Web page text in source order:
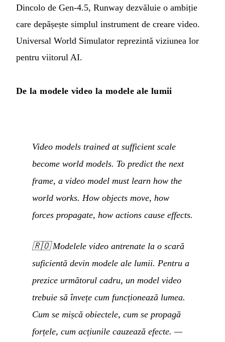
Dincolo de Gen-4.5, Runway dezvăluie o ambiție
care depășește simplul instrument de creare video.
Universal World Simulator reprezintă viziunea lor
pentru viitorul AI.
De la modele video la modele ale lumii
Video models trained at sufficient scale
become world models. To predict the next
frame, a video model must learn how the
world works. How objects move, how
forces propagate, how actions cause effects.
🇷🇴Modelele video antrenate la o scară
suficientă devin modele ale lumii. Pentru a
prezice următorul cadru, un model video
trebuie să învețe cum funcționează lumea.
Cum se mișcă obiectele, cum se propagă
forțele, cum acțiunile cauzează efecte. —